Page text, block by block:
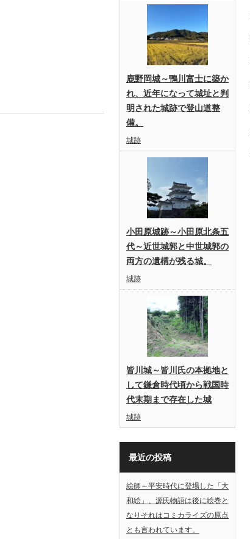
鹿野岡城～鴨川富士に築か
れ、近年になって城址と判
明された城跡で登山道整
備。
城跡
小田原城跡～小田原北条五
代～近世城郭と中世城郭の
両方の遺構が残る城。
城跡
皆川城～皆川氏の本拠地と
して鎌倉時代頃から戦国時
代末期まで存在した城
城跡
最近の投稿
絵師～平安時代に登場した「大
和絵」、源氏物語は後に絵巻と
なりそれはコミカライズの原点
とも言われています。